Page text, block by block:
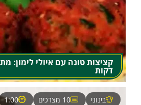
דקות
בינוני 10 מצרכים 1:00